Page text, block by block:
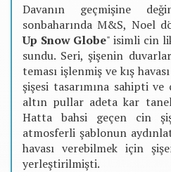
Davanın geçmişine
sonbaharında M&S, Noel
Up Snow Globe" isimli cin
sundu. Seri, şişenin
teması işlenmiş ve kış
şişesi tasarımına sahipti ve
altın pullar adeta kar
Hatta bahsi geçen cin
atmosferli şablonun
havası verebilmek için
yerleştirilmişti.